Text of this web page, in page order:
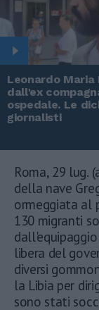
Leonardo Maria
dall'ex
ospedale. Le
giornalisti
Roma, 29 lug.
della nave
ormeggiata al
130 migranti
libera del
diversi
la Libia per
sono stati